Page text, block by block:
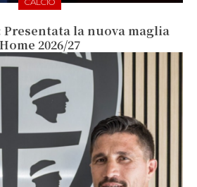
Presentata la nuova maglia
Home 2026/27